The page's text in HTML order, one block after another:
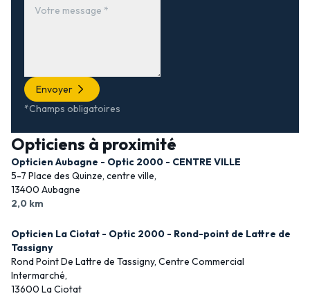
Envoyer
*Champs obligatoires
Opticiens à proximité
Opticien Aubagne - Optic 2000 - CENTRE VILLE
5-7 Place des Quinze, centre ville,
13400 Aubagne
2,0 km
Opticien La Ciotat - Optic 2000 - Rond-point de Lattre de
Tassigny
Rond Point De Lattre de Tassigny, Centre Commercial
Intermarché,
13600 La Ciotat